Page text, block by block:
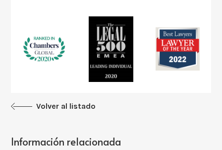
Volver al listado
Información relacionada